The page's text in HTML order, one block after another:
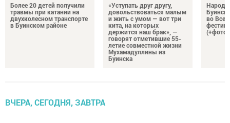
Более 20 детей получили
травмы при катании на
двухколесном транспорте
в Буинском районе
«Уступать друг другу,
довольствоваться малым
и жить с умом — вот три
кита, на которых
держится наш брак», —
говорят отметившие 55-
летие совместной жизни
Мухамадуллины из
Буинска
во
(+фото)
ВЧЕРА, СЕГОДНЯ, ЗАВТРА